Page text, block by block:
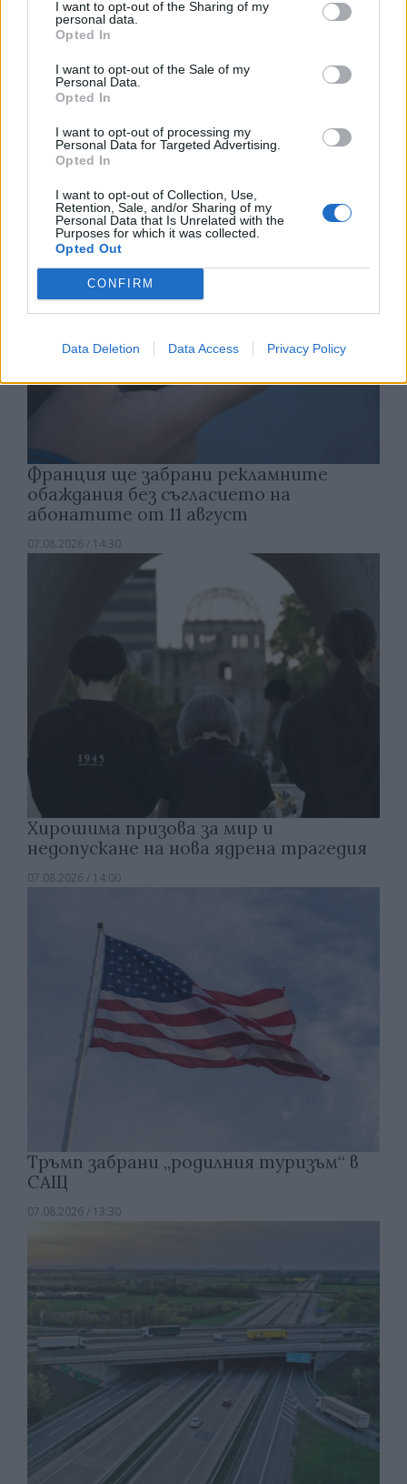
I want to opt-out of the Sharing of my
personal data.
Opted In
I want to opt-out of the Sale of my
Personal Data.
Opted In
I want to opt-out of processing my
Personal Data for Targeted Advertising.
Opted In
I want to opt-out of Collection, Use,
Retention, Sale, and/or Sharing of my
Personal Data that Is Unrelated with the
Purposes for which it was collected.
Opted Out
CONFIRM
Data Deletion Data Access Privacy Policy
Астронавти на NASA излязоха в
открития космос
07.08.2026 / 15:00
Франция ще забрани рекламните
обаждания без съгласието на
абонатите от 11 август
07.08.2026 / 14:30
Хирошима призова за мир и
недопускане на нова ядрена трагедия
07.08.2026 / 14:00
Тръмп забрани „родилния туризъм“ в
САЩ
07.08.2026 / 13:30